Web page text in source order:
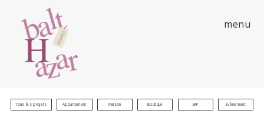
menu
Tous les projets Appartement Maison Boutique ERP Évènement